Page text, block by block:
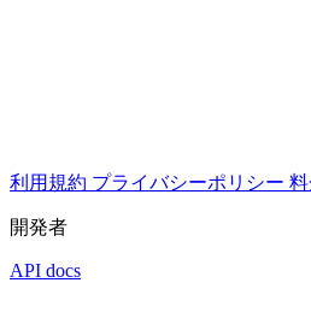
利用規約 プライバシーポリシー
開発者
API docs